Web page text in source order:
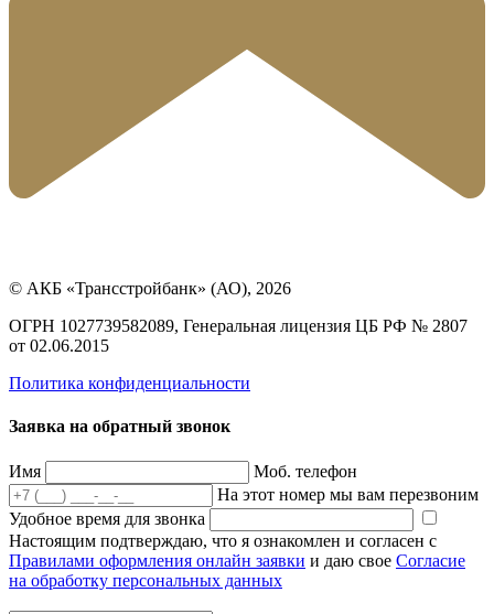
© АКБ «Трансстройбанк» (АО), 2026
ОГРН 1027739582089, Генеральная лицензия ЦБ РФ № 2807
от 02.06.2015
Политика конфиденциальности
Заявка на обратный звонок
Имя
Моб. телефон
На этот номер мы вам перезвоним
Удобное время для звонка
Настоящим подтверждаю, что я ознакомлен и согласен с
Правилами оформления онлайн заявки и даю свое Согласие
на обработку персональных данных